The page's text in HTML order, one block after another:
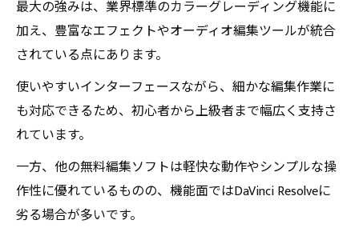
最大の強みは、業界標準のカラーグレーディング機能に
加え、豊富なエフェクトやオーディオ編集ツールが統合
されている点にあります。
使いやすいインターフェースながら、細かな編集作業に
も対応できるため、初心者から上級者まで幅広く支持さ
れています。
一方、他の無料編集ソフトは軽快な動作やシンプルな操
作性に優れているものの、機能面ではDaVinci Resolveに
劣る場合が多いです。